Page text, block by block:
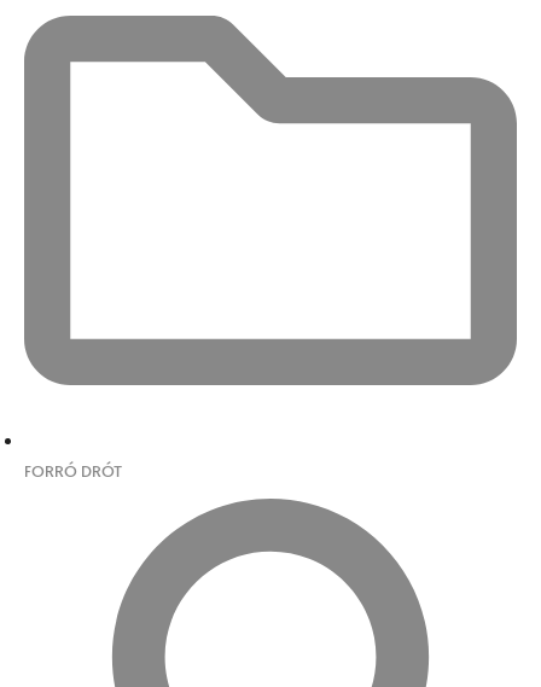
FORRÓ DRÓT